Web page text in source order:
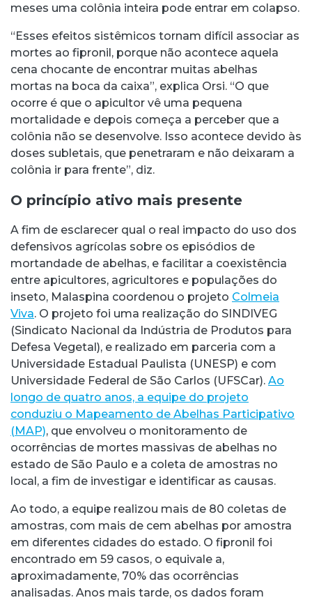
meses uma colônia inteira pode entrar em colapso.
“Esses efeitos sistêmicos tornam difícil associar as
mortes ao fipronil, porque não acontece aquela
cena chocante de encontrar muitas abelhas
mortas na boca da caixa”, explica Orsi. “O que
ocorre é que o apicultor vê uma pequena
mortalidade e depois começa a perceber que a
colônia não se desenvolve. Isso acontece devido às
doses subletais, que penetraram e não deixaram a
colônia ir para frente”, diz.
O princípio ativo mais presente
A fim de esclarecer qual o real impacto do uso dos
defensivos agrícolas sobre os episódios de
mortandade de abelhas, e facilitar a coexistência
entre apicultores, agricultores e populações do
inseto, Malaspina coordenou o projeto Colmeia
Viva. O projeto foi uma realização do SINDIVEG
(Sindicato Nacional da Indústria de Produtos para
Defesa Vegetal), e realizado em parceria com a
Universidade Estadual Paulista (UNESP) e com
Universidade Federal de São Carlos (UFSCar). Ao
longo de quatro anos, a equipe do projeto
conduziu o Mapeamento de Abelhas Participativo
(MAP), que envolveu o monitoramento de
ocorrências de mortes massivas de abelhas no
estado de São Paulo e a coleta de amostras no
local, a fim de investigar e identificar as causas.
Ao todo, a equipe realizou mais de 80 coletas de
amostras, com mais de cem abelhas por amostra
em diferentes cidades do estado. O fipronil foi
encontrado em 59 casos, o equivale a,
aproximadamente, 70% das ocorrências
analisadas. Anos mais tarde, os dados foram